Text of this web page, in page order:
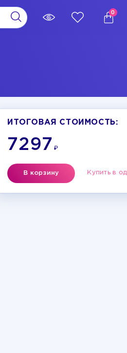
0
ИТОГОВАЯ СТОИМОСТЬ:
7297 ₽
В корзину Купить в